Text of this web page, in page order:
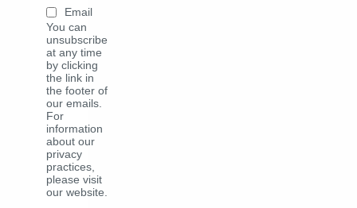
Email
You can
unsubscribe
at any time
by clicking
the link in
the footer of
our emails.
For
information
about our
privacy
practices,
please visit
our website.